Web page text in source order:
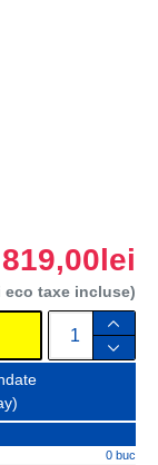
819,00lei
eco taxe incluse)
0 buc